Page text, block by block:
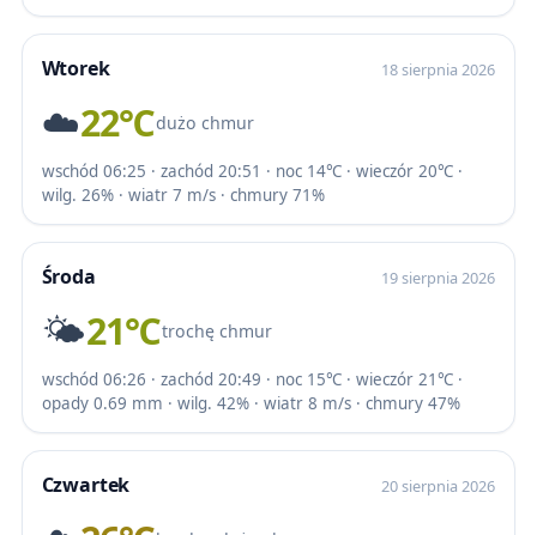
Wtorek 18 sierpnia 2026
☁️22℃dużo chmur
wschód 06:25 · zachód 20:51 · noc 14℃ · wieczór 20℃ ·
wilg. 26% · wiatr 7 m/s · chmury 71%
Środa 19 sierpnia 2026
🌤️21℃trochę chmur
wschód 06:26 · zachód 20:49 · noc 15℃ · wieczór 21℃ ·
opady 0.69 mm · wilg. 42% · wiatr 8 m/s · chmury 47%
Czwartek 20 sierpnia 2026